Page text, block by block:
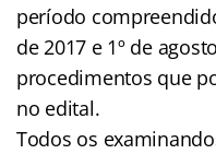
período
de 2017 e 1º de
procedimentos que
no edital.
Todos os